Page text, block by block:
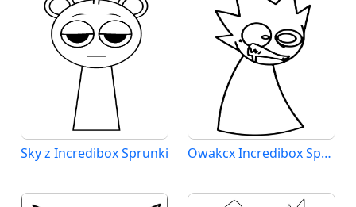
Sky z Incredibox Sprunki Owakcx Incredibox Sprunki